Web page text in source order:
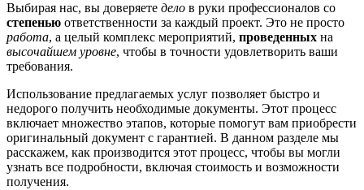
Выбирая нас, вы доверяете дело в руки профессионалов со
степенью ответственности за каждый проект. Это не просто
работа, а целый комплекс мероприятий, проведенных на
высочайшем уровне, чтобы в точности удовлетворить ваши
требования.
Использование предлагаемых услуг позволяет быстро и
недорого получить необходимые документы. Этот процесс
включает множество этапов, которые помогут вам приобрести
оригинальный документ с гарантией. В данном разделе мы
расскажем, как производится этот процесс, чтобы вы могли
узнать все подробности, включая стоимость и возможности
получения.